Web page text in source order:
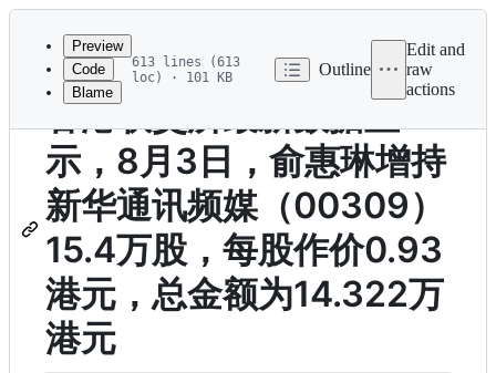
Latest
commit
metadata
and
controls
Preview
Code
Blame
613 lines (613
loc) · 101 KB
Outline
Edit and
raw
actions
香港联交所最新数据显
示，8月3日，俞惠琳增持
新华通讯频媒（00309）
15.4万股，每股作价0.93
港元，总金额为14.322万
港元